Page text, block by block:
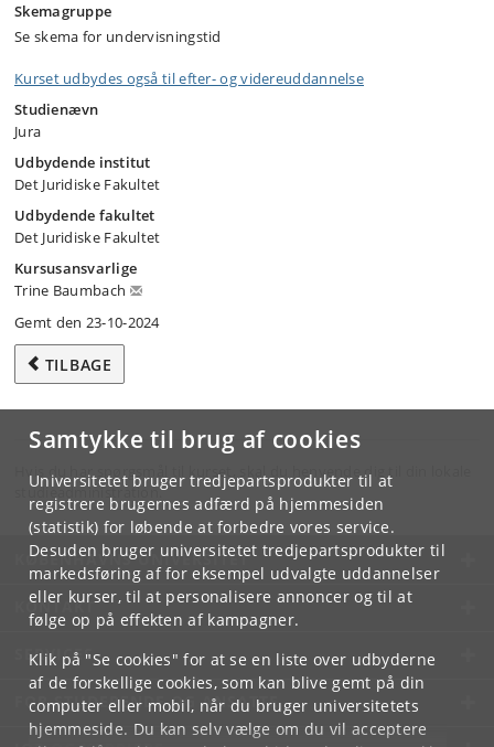
Samtykke til brug af cookies
Universitetet bruger tredjepartsprodukter til at
registrere brugernes adfærd på hjemmesiden
(statistik) for løbende at forbedre vores service.
Desuden bruger universitetet tredjepartsprodukter til
markedsføring af for eksempel udvalgte uddannelser
eller kurser, til at personalisere annoncer og til at
følge op på effekten af kampagner.
Klik på "Se cookies" for at se en liste over udbyderne
af de forskellige cookies, som kan blive gemt på din
computer eller mobil, når du bruger universitetets
hjemmeside. Du kan selv vælge om du vil acceptere
Skemagruppe
Se skema for undervisningstid
Kurset udbydes også til efter- og videreuddannelse
Studienævn
Jura
Udbydende institut
Det Juridiske Fakultet
Udbydende fakultet
Det Juridiske Fakultet
Kursusansvarlige
Trine Baumbach
Gemt den 23-10-2024
TILBAGE
Hvis du har spørgsmål til kurset, skal du henvende dig til din lokale
studieadministration.
KØBENHAVNS UNIVERSITET
KONTAKT
SERVICES
FOR STUDERENDE OG ANSATTE